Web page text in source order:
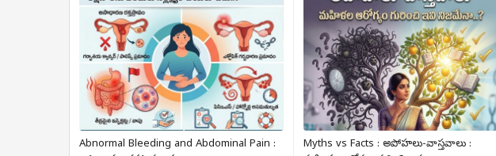
Abnormal Bleeding and Abdominal Pain :
Myths vs Facts : అపోహలు-వాస్తవాలు :